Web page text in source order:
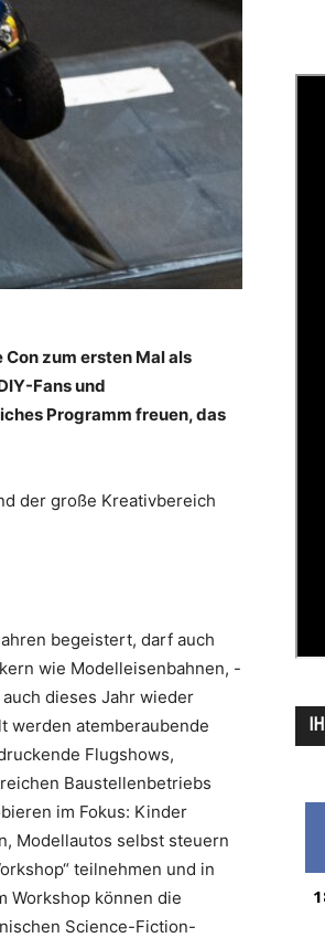
Con zum ersten Mal als
Fans und
Programm freuen, das
der große Kreativbereich
begeistert, darf auch
wie Modelleisenbahnen, -
dieses Jahr wieder
werden atemberaubende
Flugshows,
Baustellenbetriebs
im Fokus: Kinder
Modellautos selbst steuern
teilnehmen und in
Workshop können die
Science-Fiction-